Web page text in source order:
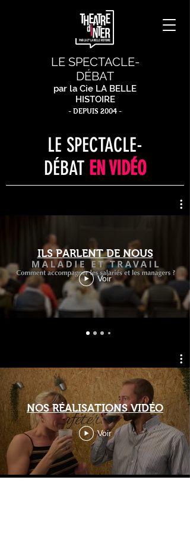
LE SPECTACLE-
DÉBAT
par la Cie LA BELLE
HISTOIRE
- DEPUIS 2004 -
LE SPECTACLE-
DÉBAT EN VIDÉO
ILS PARLENT DE NOUS
Voir
NOS RÉALISATIONS VIDÉO
Voir